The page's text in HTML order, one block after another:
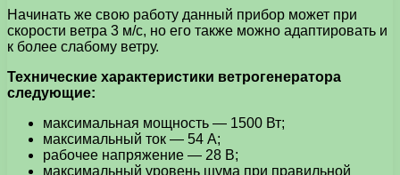
Начинать же свою работу данный прибор может при
скорости ветра 3 м/с, но его также можно адаптировать и
к более слабому ветру.
Технические характеристики ветрогенератора
следующие:
максимальная мощность — 1500 Вт;
максимальный ток — 54 А;
рабочее напряжение — 28 В;
максимальный уровень шума при правильной